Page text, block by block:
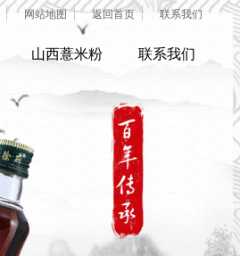
网站地图 返回首页 联系我们
山西薏米粉 联系我们